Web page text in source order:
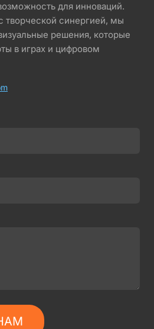
для инноваций.
творческой синергией, мы
решения, которые
в играх и цифровом